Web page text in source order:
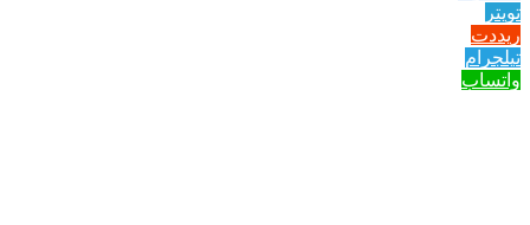
تويتر
ريددت
تيلجرام
واتساب